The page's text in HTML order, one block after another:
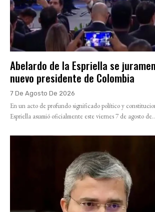
Abelardo de la Espriella se
nuevo presidente de Colombia
7 De Agosto De 2026
En un acto de profundo significado político y
Espriella asumió oficialmente este viernes 7 de agosto